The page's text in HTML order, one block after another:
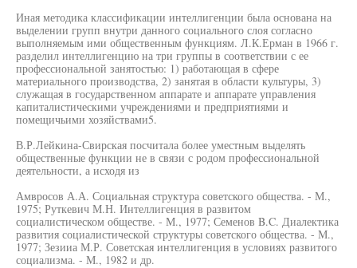
Иная методика классификации интеллигенции была основана на
выделении групп внутри данного социального слоя согласно
выполняемым ими общественным функциям. Л.К.Ерман в 1966 г.
разделил интеллигенцию на три группы в соответствии с ее
профессиональной занятостью: 1) работающая в сфере
материального производства, 2) занятая в области культуры, 3)
служащая в государственном аппарате и аппарате управления
капиталистическими учреждениями и предприятиями и
помещичьими хозяйствами5.
В.Р.Лейкина-Свирская посчитала более уместным выделять
общественные функции не в связи с родом профессиональной
деятельности, а исходя из
Амвросов А.А. Социальная структура советского общества. - М.,
1975; Руткевич М.Н. Интеллигенция в развитом
социалистическом обществе. - М., 1977; Семенов B.C. Диалектика
развития социалистической структуры советского общества. - М.,
1977; Зезииа М.Р. Советская интеллигенция в условиях развитого
социализма. - М., 1982 и др.